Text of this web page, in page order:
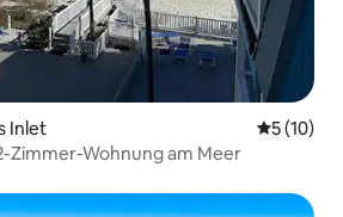
Inlet
5 (10)
Zimmer-Wohnung am Meer